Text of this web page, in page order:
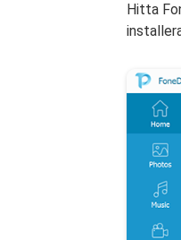
Hitta